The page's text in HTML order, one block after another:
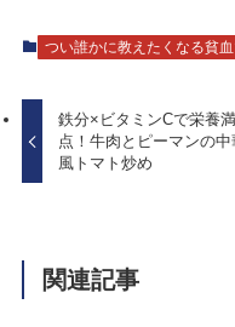
つい誰かに教えたくなる貧
鉄分×ビタミンCで栄養満
点！牛肉とピーマンの中
風トマト炒め
関連記事